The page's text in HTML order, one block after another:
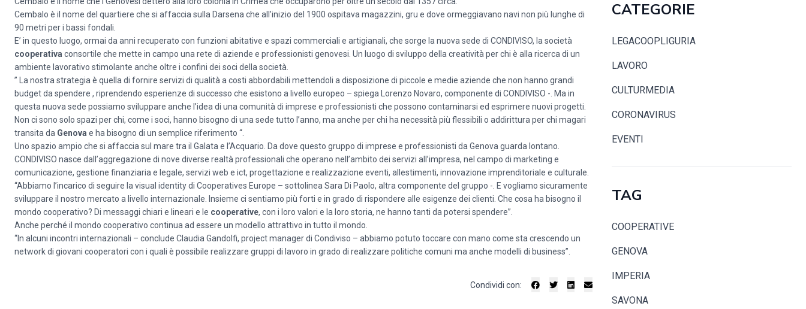
Cembalo è il nome del quartiere che si affaccia sulla Darsena che all’inizio del 1900 ospitava magazzini, gru e dove ormeggiavano navi non più lunghe di
90 metri per i bassi fondali.
E’ in questo luogo, ormai da anni recuperato con funzioni abitative e spazi commerciali e artigianali, che sorge la nuova sede di CONDIVISO, la società
cooperativa consortile che mette in campo una rete di aziende e professionisti genovesi. Un luogo di sviluppo della creatività per chi è alla ricerca di un
ambiente lavorativo stimolante anche oltre i confini dei soci della società.
” La nostra strategia è quella di fornire servizi di qualità a costi abbordabili mettendoli a disposizione di piccole e medie aziende che non hanno grandi
budget da spendere , riprendendo esperienze di successo che esistono a livello europeo – spiega Lorenzo Novaro, componente di CONDIVISO -. Ma in
questa nuova sede possiamo sviluppare anche l’idea di una comunità di imprese e professionisti che possono contaminarsi ed esprimere nuovi progetti.
Non ci sono solo spazi per chi, come i soci, hanno bisogno di una sede tutto l’anno, ma anche per chi ha necessità più flessibili o addirittura per chi magari
transita da Genova e ha bisogno di un semplice riferimento “.
Uno spazio ampio che si affaccia sul mare tra il Galata e l’Acquario. Da dove questo gruppo di imprese e professionisti da Genova guarda lontano.
CONDIVISO nasce dall’aggregazione di nove diverse realtà professionali che operano nell’ambito dei servizi all’impresa, nel campo di marketing e
comunicazione, gestione finanziaria e legale, servizi web e ict, progettazione e realizzazione eventi, allestimenti, innovazione imprenditoriale e culturale.
“Abbiamo l’incarico di seguire la visual identity di Cooperatives Europe – sottolinea Sara Di Paolo, altra componente del gruppo -. E vogliamo sicuramente
sviluppare il nostro mercato a livello internazionale. Insieme ci sentiamo più forti e in grado di rispondere alle esigenze dei clienti. Che cosa ha bisogno il
mondo cooperativo? Di messaggi chiari e lineari e le cooperative, con i loro valori e la loro storia, ne hanno tanti da potersi spendere”.
Anche perché il mondo cooperativo continua ad essere un modello attrattivo in tutto il mondo.
“In alcuni incontri internazionali – conclude Claudia Gandolfi, project manager di Condiviso – abbiamo potuto toccare con mano come sta crescendo un
network di giovani cooperatori con i quali è possibile realizzare gruppi di lavoro in grado di realizzare politiche comuni ma anche modelli di business”.
Condividi con:
CATEGORIE
LEGACOOPLIGURIA
LAVORO
CULTURMEDIA
CORONAVIRUS
EVENTI
TAG
COOPERATIVE
GENOVA
IMPERIA
SAVONA